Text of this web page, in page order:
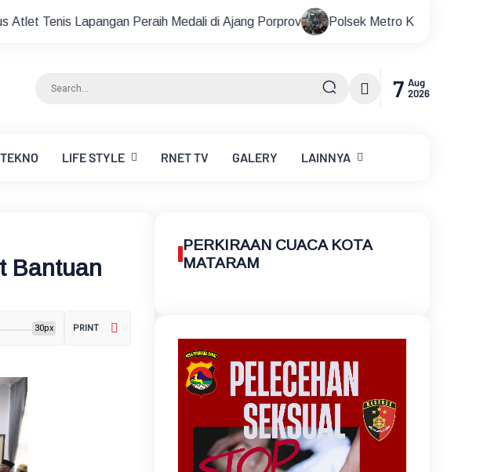
Peraih Medali di Ajang Porprov Polsek Metro Kebayoran Baru Gelar Nobar
7 Aug
2026
TEKNO LIFE STYLE RNETTV GALERY LAINNYA
Bantuan
30px PRINT
PERKIRAAN CUACA KOTA
MATARAM